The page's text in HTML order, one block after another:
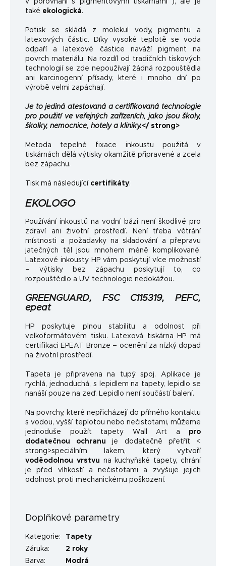
také ekologická.
Potisk se skládá z molekul vody, pigmentu a
latexových částic. Díky vysoké teplotě se voda
odpaří a latexové částice naváží pigment na
povrch materiálu. Na rozdíl od tradičních tiskových
technologií se zde nepoužívají žádná rozpouštědla
ani karcinogenní přísady, které i mnoho dní po
výrobě velmi zapáchají.
Je to jediná atestovaná a certifikovaná technologie
pro použití ve veřejných zařízeních, jako jsou školy,
školky, nemocnice, hotely a kliniky.</ strong>
Metoda tepelné fixace inkoustu použitá v
tiskárnách dělá výtisky okamžitě připravené a zcela
bez zápachu.
Tisk má následující certifikáty:
EKOLOGO
Používání inkoustů na vodní bázi není škodlivé pro
zdraví ani životní prostředí. Není třeba větrání
místnosti a požadavky na skladování a přepravu
jatečných těl jsou mnohem méně komplikované.
Latexové inkousty HP vám poskytují více možností
– výtisky bez zápachu poskytují to, co
rozpouštědlo a UV technologie nedokážou.
GREENGUARD, FSC C115319, PEFC,
epeat
HP poskytuje plnou stabilitu a odolnost při
velkoformátovém tisku. Latexová tiskárna HP má
certifikaci EPEAT Bronze – ocenění za nízký dopad
na životní prostředí.
Tapeta je připravena na tupý spoj. Aplikace je
rychlá, jednoduchá, s lepidlem na tapety, lepidlo se
nanáší pouze na zeď. Lepidlo není součástí balení.
Na povrchy, které nepřicházejí do přímého kontaktu
s vodou, vyšší teplotou nebo nečistotami, můžeme
jednoduše použít tapety Wall Art a pro
dodatečnou ochranu je dodatečně přetřít <
strong>speciálním lakem, který vytvoří
voděodolnou vrstvu na kuchyňské tapety, chrání
je před vlhkostí a nečistotami a zvyšuje jejich
odolnost proti mechanickému poškození.
Doplňkové parametry
Kategorie:
Tapety
Záruka:
2 roky
Barva:
Modrá